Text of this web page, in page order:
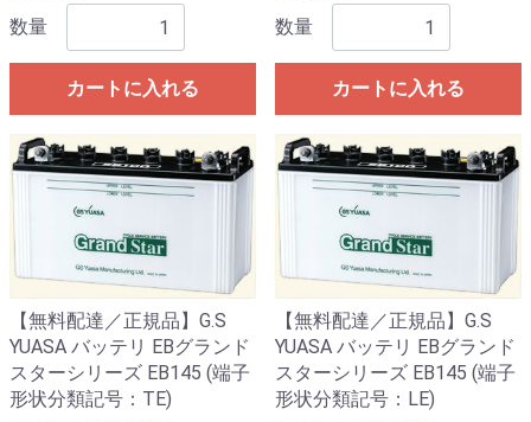
数量
カートに入れる
数量
カートに入れる
【無料配達／正規品】G.S
YUASA バッテリ EBグランド
スターシリーズ EB145 (端子
形状分類記号：TE)
【無料配達／正規品】G.S
YUASA バッテリ EBグランド
スターシリーズ EB145 (端子
形状分類記号：LE)